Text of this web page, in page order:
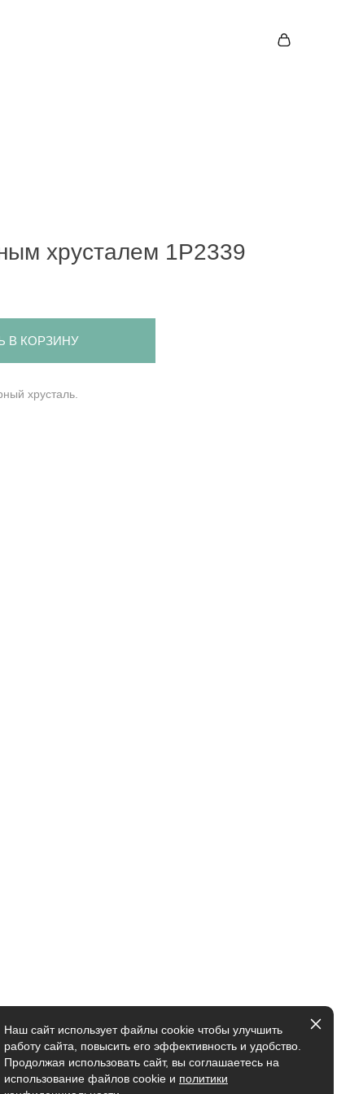
хрусталем 1P2339
В КОРЗИНУ
хрусталь.
Наш сайт использует файлы cookie чтобы улучшить
работу сайта, повысить его эффективность и удобство.
Продолжая использовать сайт, вы соглашаетесь на
использование файлов cookie и политики